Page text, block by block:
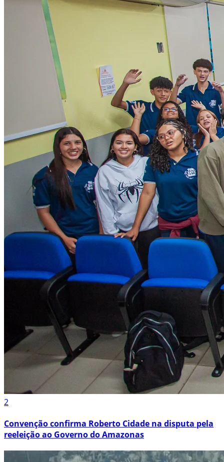
2
Convenção confirma Roberto Cidade na disputa pela
reeleição ao Governo do Amazonas